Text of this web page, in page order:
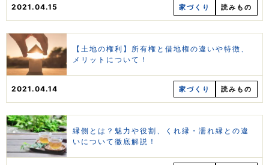
2021.04.15 家づくり 読みもの
2021.04.14 家づくり 読みもの
【土地の権利】所有権と借地権の違いや特徴、
メリットについて！
縁側とは？魅力や役割、くれ縁・濡れ縁との違
いについて徹底解説！